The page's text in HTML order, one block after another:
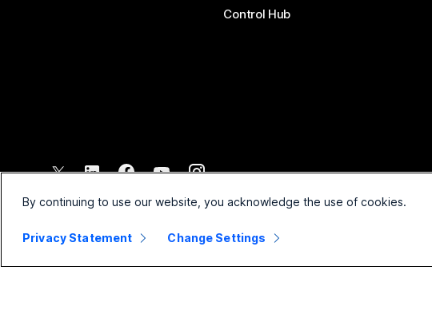
Control Hub
2026 Cisco e/o relative affiliate. Tutti i diritti riservati.
By continuing to use our website, you acknowledge the use of cookies.
Privacy Statement Change Settings